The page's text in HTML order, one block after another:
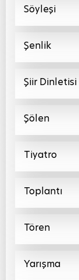
Söyleşi
Şenlik
Şiir Dinletisi
Şölen
Tiyatro
Toplantı
Tören
Yarışma